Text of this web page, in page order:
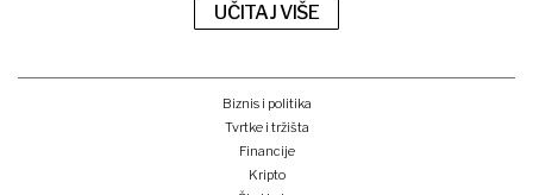
UČITAJ VIŠE
Biznis i politika
Tvrtke i tržišta
Financije
Kripto